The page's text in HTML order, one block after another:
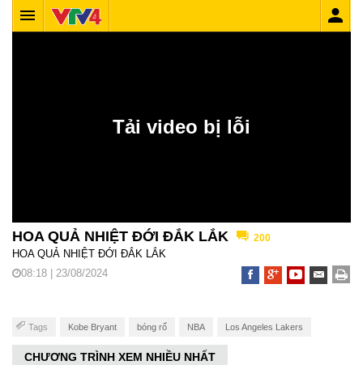
HOA QUẢ NHIỆT ĐỚI ĐẮK LẮK 200
HOA QUẢ NHIỆT ĐỚI ĐẮK LẮK
08:18 | 23/08/2024
Tags Kobe Bryant bóng rổ NBA Los Angeles Lakers
CHƯƠNG TRÌNH XEM NHIỀU NHẤT